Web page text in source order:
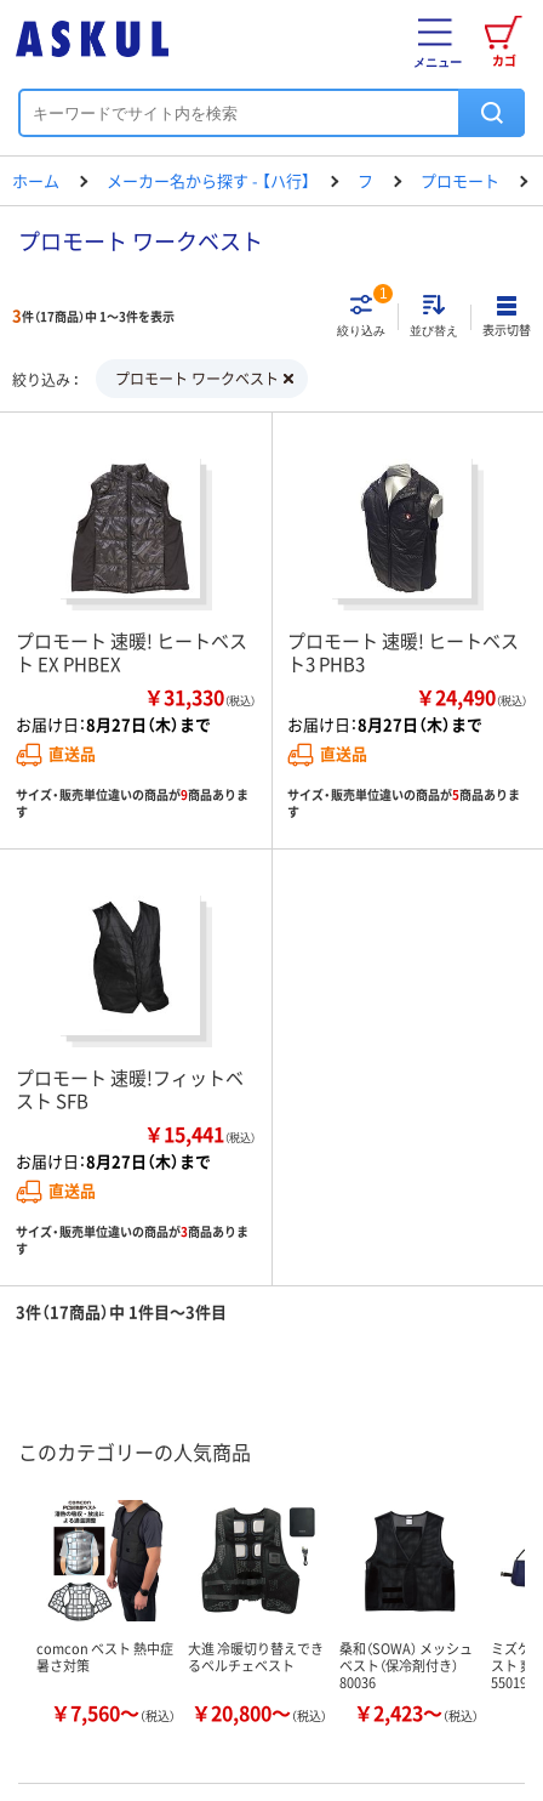
カゴ
メニュー
ホーム メーカー名から探す - 【ハ行】 フ プロモート
プロモート ワークベスト
3件（17商品）中 1～3件を表示
絞り込み
1
並び替え 表示切替
絞り込み プロモート ワークベスト
プロモート 速暖! ヒートベス
ト EX PHBEX
￥31,330（税込）
お届け日：8月27日（木）まで
直送品
サイズ・販売単位違いの商品が9商品ありま
す
プロモート 速暖! ヒートベス
ト3 PHB3
￥24,490（税込）
お届け日：8月27日（木）まで
直送品
サイズ・販売単位違いの商品が5商品ありま
す
プロモート 速暖!フィットベ
スト SFB
￥15,441（税込）
お届け日：8月27日（木）まで
直送品
サイズ・販売単位違いの商品が3商品ありま
す
3件（17商品）中 1件目～3件目
このカテゴリーの人気商品
comcon ベスト 熱中症
暑さ対策
￥7,560～（税込）
大進 冷暖切り替えでき
るペルチェベスト
￥20,800～（税込）
桑和（SOWA） メッシュ
ベスト（保冷剤付き）
80036
￥2,423～（税込）
ミズケ
スト 爽